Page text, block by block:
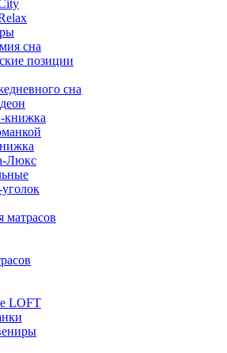
сна
позиции
сна
книжка
Люкс
матрасов
LOFT